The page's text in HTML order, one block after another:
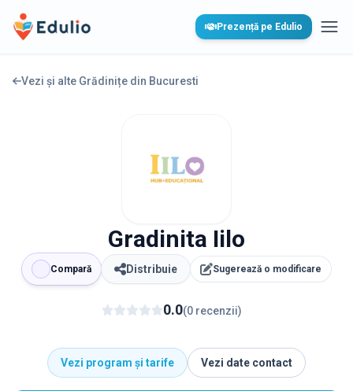
Edulio Prezență pe Edulio
Vezi și alte Grădinițe din Bucuresti
Gradinita Iilo
Compară Distribuie Sugerează o modificare
0.0(0 recenzii)
Vezi program și tarife Vezi date contact